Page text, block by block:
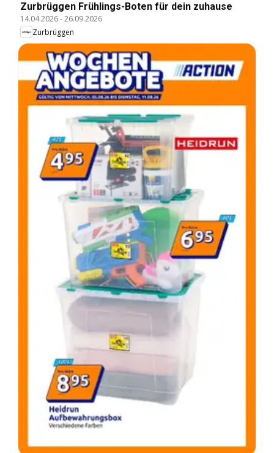
Zurbrüggen Frühlings-Boten für dein zuhause
14.04.2026-26.09.2026
Zurbrüggen